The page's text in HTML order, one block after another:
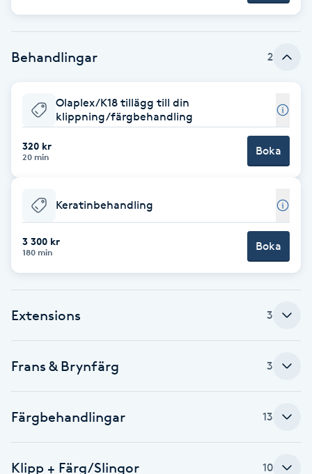
E
Extensions borttagning
Eyeliner-tatuering
F
Face framing
Faceliftmassage
Fet hårbotten
Fibromassage
Fillers
Behandlingar 2
Olaplex/K18 tillägg till din
klippning/färgbehandling
320 kr
20 min Boka
Keratinbehandling
3 300 kr
180 min Boka
Extensions 3
Frans & Brynfärg 3
Färgbehandlingar 13
Klipp + Färg/Slingor 10